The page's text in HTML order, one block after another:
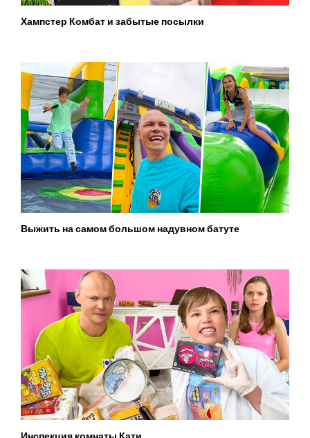
Хампстер Комбат и забытые посылки
Выжить на самом большом надувном батуте
Инспекция комнаты Кати